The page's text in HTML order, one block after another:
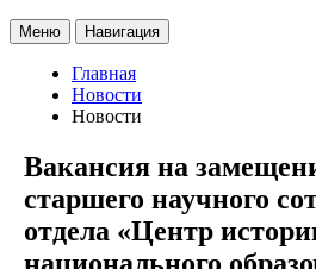
Меню Навигация
Главная
Новости
Новости
Вакансия на
старшего научного
отдела «Центр
национального